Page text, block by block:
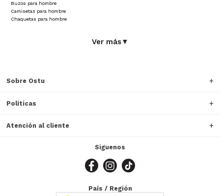
Buzos para hombre
Camisetas para hombre
Chaquetas para hombre
Ver más▼
Sobre Ostu
Políticas
Atención al cliente
Siguenos
País / Región